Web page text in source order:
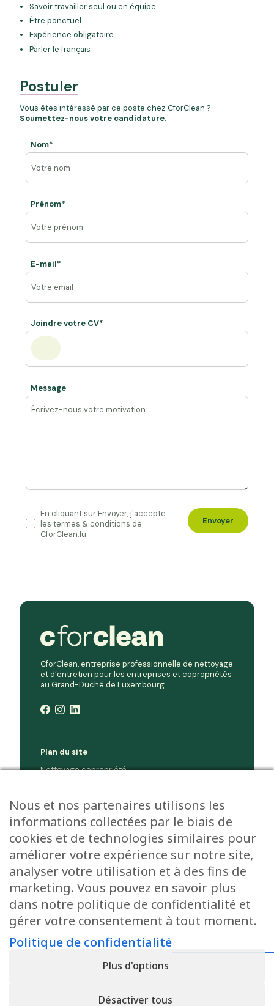
Savoir travailler seul ou en équipe
Être ponctuel
Expérience obligatoire
Parler le français
Postuler
Vous êtes intéressé par ce poste chez CforClean ?
Soumettez-nous votre candidature.
Nom*
Prénom*
E-mail*
Joindre votre CV*
Message
En cliquant sur Envoyer, j'accepte
les termes & conditions de
CforClean.lu
Envoyer
CforClean, entreprise professionnelle de nettoyage
et d’entretien pour les entreprises et copropriétés
au Grand-Duché de Luxembourg.
Plan du site
Nettoyage copropriété
Société
Contact
Demander un devis
Pour toute demande de devis ou de
renseignements supplémentaires, n’hésitez pas à
nous contacter.
Contactez-nous
Nous et nos partenaires utilisons les
informations collectées par le biais de
cookies et de technologies similaires pour
améliorer votre expérience sur notre site,
analyser votre utilisation et à des fins de
marketing. Vous pouvez en savoir plus
dans notre politique de confidentialité et
gérer votre consentement à tout moment.
Politique de confidentialité
Plus d'options
Désactiver tous